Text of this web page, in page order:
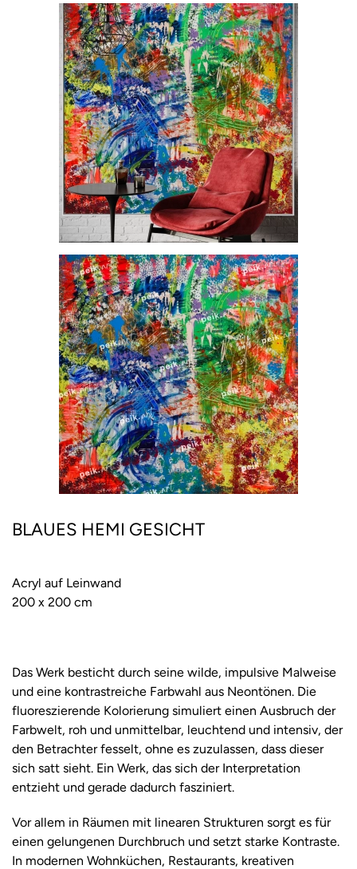
BLAUES HEMI GESICHT
Acryl auf Leinwand
200 x 200 cm
Das Werk besticht durch seine wilde, impulsive Malweise
und eine kontrastreiche Farbwahl aus Neontönen. Die
fluoreszierende Kolorierung simuliert einen Ausbruch der
Farbwelt, roh und unmittelbar, leuchtend und intensiv, der
den Betrachter fesselt, ohne es zuzulassen, dass dieser
sich satt sieht. Ein Werk, das sich der Interpretation
entzieht und gerade dadurch fasziniert.
Vor allem in Räumen mit linearen Strukturen sorgt es für
einen gelungenen Durchbruch und setzt starke Kontraste.
In modernen Wohnküchen, Restaurants, kreativen